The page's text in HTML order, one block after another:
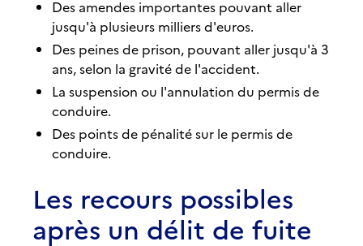
Des amendes importantes pouvant aller
jusqu'à plusieurs milliers d'euros.
Des peines de prison, pouvant aller jusqu'à 3
ans, selon la gravité de l'accident.
La suspension ou l'annulation du permis de
conduire.
Des points de pénalité sur le permis de
conduire.
Les recours possibles
après un délit de fuite